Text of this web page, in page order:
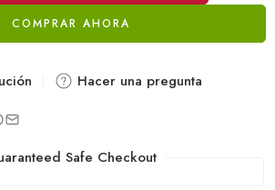
COMPRAR AHORA
Hacer una pregunta
Safe Checkout